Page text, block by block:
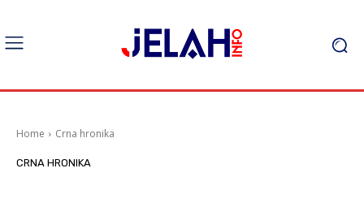
Home Crna hronika
CRNA HRONIKA